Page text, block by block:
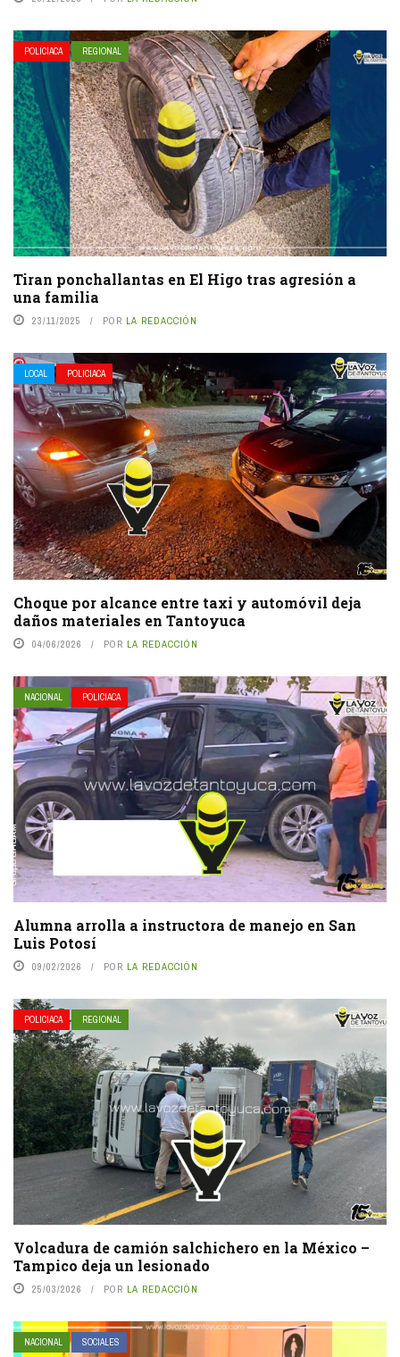
POLICIACA REGIONAL
Tiran ponchallantas en El Higo tras agresión a
una familia
23/11/2025 POR LA REDACCIÓN
LOCAL POLICIACA
Choque por alcance entre taxi y automóvil deja
daños materiales en Tantoyuca
04/06/2026 POR LA REDACCIÓN
NACIONAL POLICIACA
Alumna arrolla a instructora de manejo en San
Luis Potosí
09/02/2026 POR LA REDACCIÓN
POLICIACA REGIONAL
Volcadura de camión salchichero en la México –
Tampico deja un lesionado
25/03/2026 POR LA REDACCIÓN
NACIONAL SOCIALES